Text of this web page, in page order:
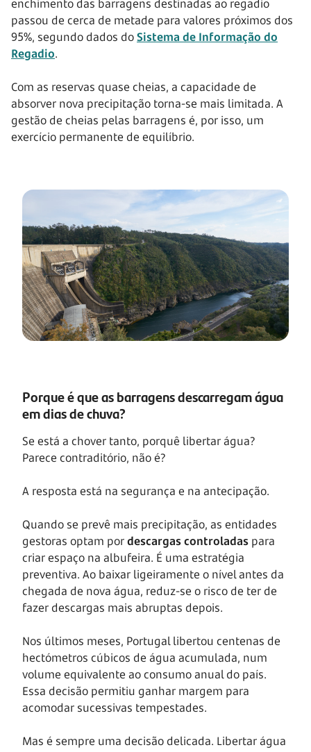
enchimento das barragens destinadas ao regadio
passou de cerca de metade para valores próximos dos
95%, segundo dados doSistema de Informação do
Regadio.
Com as reservas quase cheias, a capacidade de
absorver nova precipitação torna-se mais limitada. A
gestão de cheias pelas barragens é, por isso, um
exercício permanente de equilíbrio.
Porque é que as barragens descarregam água
em dias de chuva?
Se está a chover tanto, porquê libertar água?
Parece contraditório, não é?
A resposta está na segurança e na antecipação.
Quando se prevê mais precipitação, as entidades
gestoras optam pordescargas controladas para
criar espaço na albufeira. É uma estratégia
preventiva. Ao baixar ligeiramente o nível antes da
chegada de nova água, reduz-se o risco de ter de
fazer descargas mais abruptas depois.
Nos últimos meses, Portugal libertou centenas de
hectómetros cúbicos de água acumulada, num
volume equivalente ao consumo anual do país.
Essa decisão permitiu ganhar margem para
acomodar sucessivas tempestades.
Mas é sempre uma decisão delicada. Libertar água